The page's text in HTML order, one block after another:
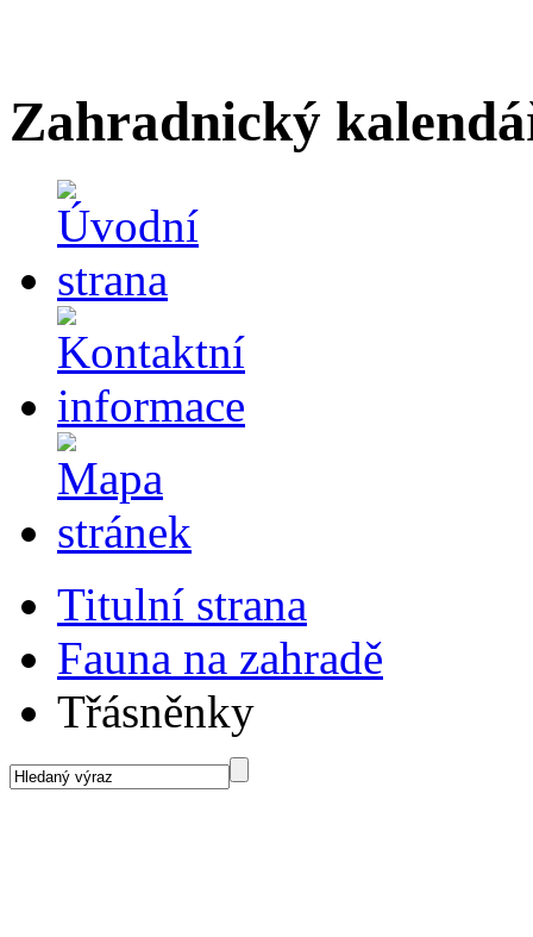
Zahradnický
Titulní strana
Fauna na zahradě
Třásněnky